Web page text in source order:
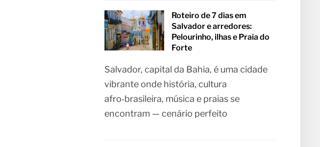
Roteiro de 7 dias em
Salvador e arredores:
Pelourinho, ilhas e Praia do
Forte
Salvador, capital da Bahia, é uma cidade
vibrante onde história, cultura
afro‑brasileira, música e praias se
encontram — cenário perfeito